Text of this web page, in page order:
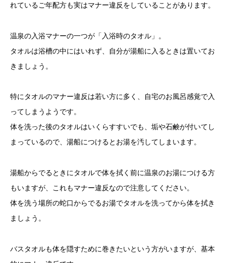
れているご年配方も実はマナー違反をしていることがあります。
温泉の入浴マナーの一つが「入浴時のタオル」。
タオルは浴槽の中にはいれず、自分が湯船に入るときは置いてお
きましょう。
特にタオルのマナー違反は若い方に多く、自宅のお風呂感覚で入
ってしまうようです。
体を洗った後のタオルはいくらすすいでも、垢や石鹸が付いてし
まっているので、湯船につけるとお湯を汚してしまいます。
湯船からでるときにタオルで体を拭く前に温泉のお湯につける方
もいますが、これもマナー違反なので注意してください。
体を洗う場所の蛇口からでるお湯でタオルを洗ってから体を拭き
ましょう。
バスタオルも体を隠すために巻きたいという方がいますが、基本